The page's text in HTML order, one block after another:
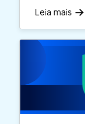
Leia mais